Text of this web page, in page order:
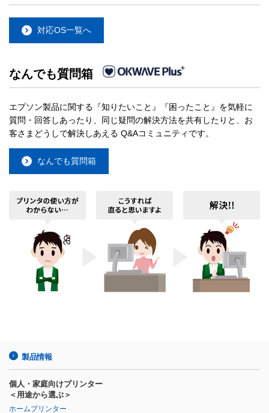
対応OS一覧へ
なんでも質問箱
エプソン製品に関する『知りたいこと』『困ったこと』を気軽に
質問・回答しあったり、同じ疑問の解決方法を共有したりと、お
客さまどうしで解決しあえる Q&Aコミュニティです。
なんでも質問箱
製品情報
個人・家庭向けプリンター
＜用途から選ぶ＞
ホームプリンター